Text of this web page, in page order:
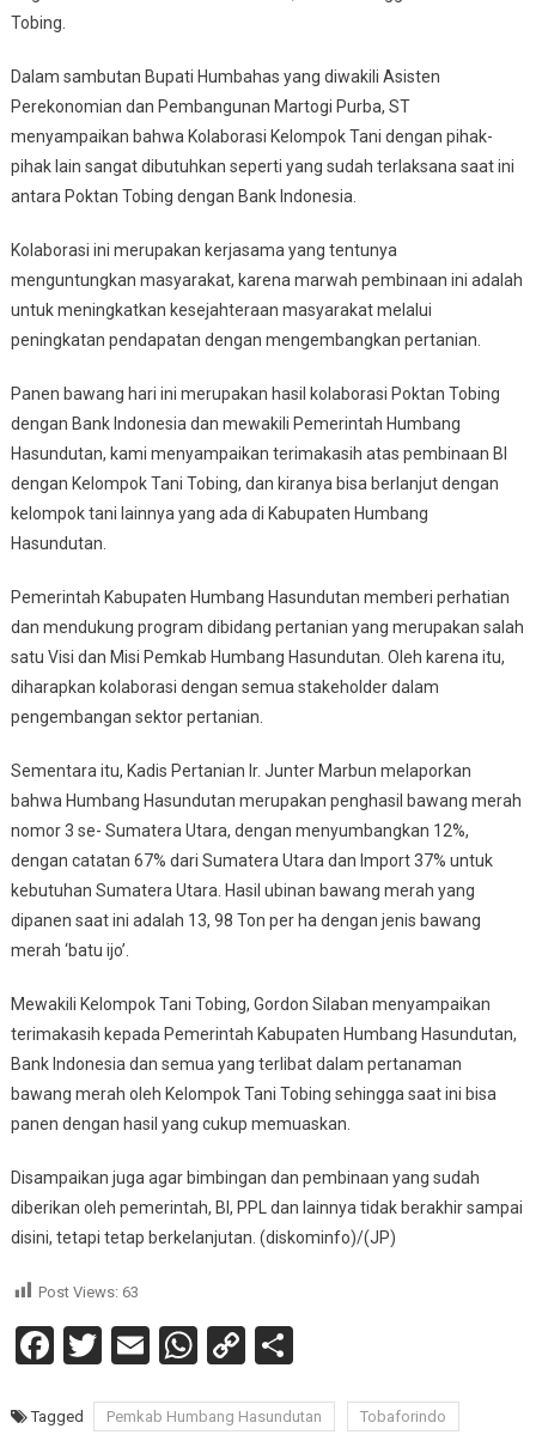
Tobing.
Dalam sambutan Bupati Humbahas yang diwakili Asisten
Perekonomian dan Pembangunan Martogi Purba, ST
menyampaikan bahwa Kolaborasi Kelompok Tani dengan pihak-
pihak lain sangat dibutuhkan seperti yang sudah terlaksana saat ini
antara Poktan Tobing dengan Bank Indonesia.
Kolaborasi ini merupakan kerjasama yang tentunya
menguntungkan masyarakat, karena marwah pembinaan ini adalah
untuk meningkatkan kesejahteraan masyarakat melalui
peningkatan pendapatan dengan mengembangkan pertanian.
Panen bawang hari ini merupakan hasil kolaborasi Poktan Tobing
dengan Bank Indonesia dan mewakili Pemerintah Humbang
Hasundutan, kami menyampaikan terimakasih atas pembinaan BI
dengan Kelompok Tani Tobing, dan kiranya bisa berlanjut dengan
kelompok tani lainnya yang ada di Kabupaten Humbang
Hasundutan.
Pemerintah Kabupaten Humbang Hasundutan memberi perhatian
dan mendukung program dibidang pertanian yang merupakan salah
satu Visi dan Misi Pemkab Humbang Hasundutan. Oleh karena itu,
diharapkan kolaborasi dengan semua stakeholder dalam
pengembangan sektor pertanian.
Sementara itu, Kadis Pertanian Ir. Junter Marbun melaporkan
bahwa Humbang Hasundutan merupakan penghasil bawang merah
nomor 3 se- Sumatera Utara, dengan menyumbangkan 12%,
dengan catatan 67% dari Sumatera Utara dan Import 37% untuk
kebutuhan Sumatera Utara. Hasil ubinan bawang merah yang
dipanen saat ini adalah 13, 98 Ton per ha dengan jenis bawang
merah ‘batu ijo’.
Mewakili Kelompok Tani Tobing, Gordon Silaban menyampaikan
terimakasih kepada Pemerintah Kabupaten Humbang Hasundutan,
Bank Indonesia dan semua yang terlibat dalam pertanaman
bawang merah oleh Kelompok Tani Tobing sehingga saat ini bisa
panen dengan hasil yang cukup memuaskan.
Disampaikan juga agar bimbingan dan pembinaan yang sudah
diberikan oleh pemerintah, BI, PPL dan lainnya tidak berakhir sampai
disini, tetapi tetap berkelanjutan. (diskominfo)/(JP)
Post Views: 63
Facebook
Twitter
EmailWhatsApp
CopyShare
Tagged Pemkab Humbang Hasundutan Tobaforindo